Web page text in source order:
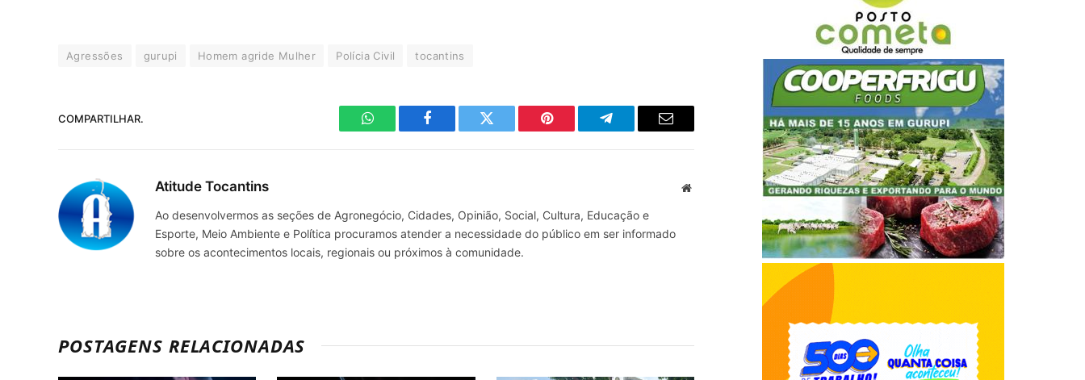
Agressões gurupi Homem agride Mulher Polícia Civil tocantins
COMPARTILHAR.
WhatsAppFacebook Twitter Pinterest TelegramaE-
Atitude Tocantins Site
Ao desenvolvermos as seções de Agronegócio, Cidades, Opinião, Social, Cultura, Educação e
Esporte, Meio Ambiente e Política procuramos atender a necessidade do público em ser informado
sobre os acontecimentos locais, regionais ou próximos à comunidade.
POSTAGENS RELACIONADAS